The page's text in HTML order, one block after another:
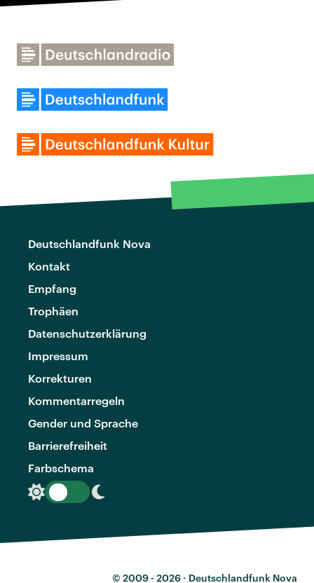
Deutschlandfunk Nova
Kontakt
Empfang
Trophäen
Datenschutzerklärung
Impressum
Korrekturen
Kommentarregeln
Gender und Sprache
Barrierefreiheit
Farbschema
© 2009 - 2026 · Deutschlandfunk Nova